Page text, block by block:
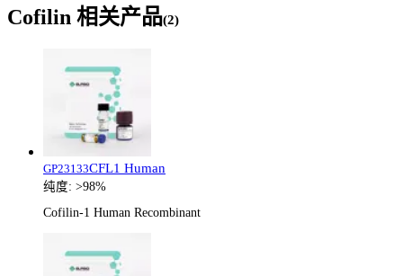
Cofilin 相关产品(2)
GP23133CFL1 Human
纯度: >98%
Cofilin-1 Human Recombinant